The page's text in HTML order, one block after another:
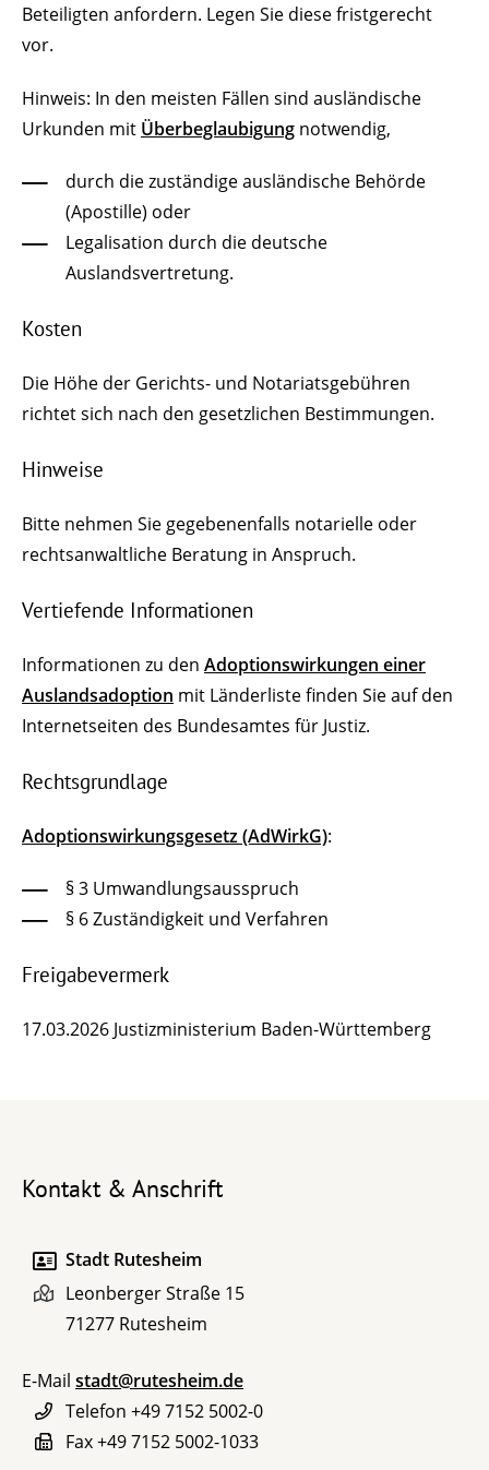
Beteiligten anfordern. Legen Sie diese fristgerecht
vor.
Hinweis: In den meisten Fällen sind ausländische
Urkunden mit Überbeglaubigung notwendig,
durch die zuständige ausländische Behörde
(Apostille) oder
Legalisation durch die deutsche
Auslandsvertretung.
Kosten
Die Höhe der Gerichts- und Notariatsgebühren
richtet sich nach den gesetzlichen Bestimmungen.
Hinweise
Bitte nehmen Sie gegebenenfalls notarielle oder
rechtsanwaltliche Beratung in Anspruch.
Vertiefende Informationen
Informationen zu den Adoptionswirkungen einer
Auslandsadoption mit Länderliste finden Sie auf den
Internetseiten des Bundesamtes für Justiz.
Rechtsgrundlage
Adoptionswirkungsgesetz (AdWirkG):
§ 3 Umwandlungsausspruch
§ 6 Zuständigkeit und Verfahren
Freigabevermerk
17.03.2026 Justizministerium Baden-Württemberg
Kontakt & Anschrift
Stadt Rutesheim
Leonberger Straße 15
71277 Rutesheim
E-Mail stadt@rutesheim.de
Telefon +49 7152 5002-0
Fax+49 7152 5002-1033